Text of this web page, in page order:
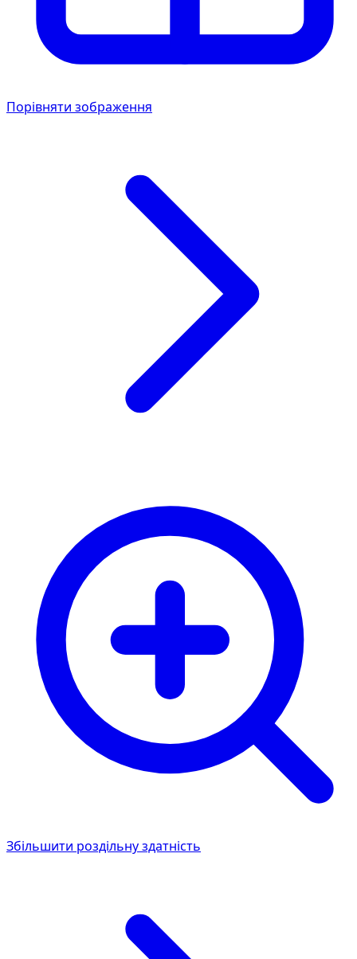
Порівняти зображення
Збільшити роздільну здатність